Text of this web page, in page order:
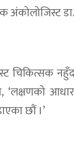
अंकोलोजिस्ट
चिकित्सक
छौं ।’